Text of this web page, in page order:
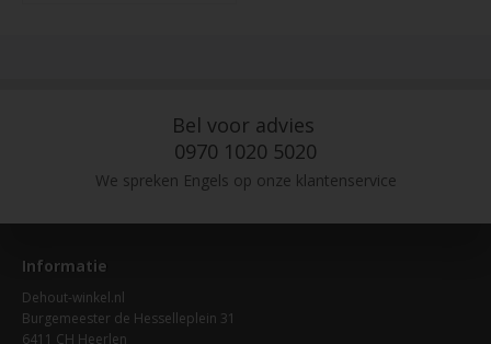
Bel voor advies
0970 1020 5020
We spreken Engels op onze klantenservice
Informatie
Dehout-winkel.nl
Burgemeester de Hesselleplein 31
6411 CH Heerlen